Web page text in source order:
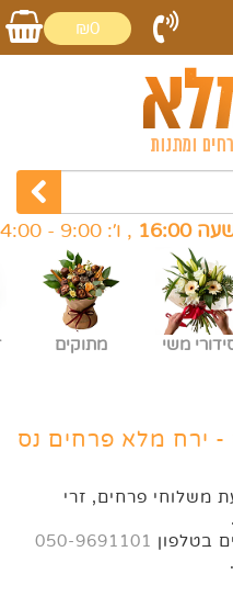
₪0
, ו׳: 9:00 - 14:00 -
משי מתוקים
- ירח מלא פרחים נס
משלוחי פרחים, זרי
בטלפון 050-9691101
.